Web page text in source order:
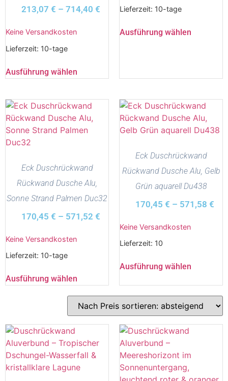
213,07 € – 714,40 €
Keine Versandkosten
Lieferzeit: 10-tage
Ausführung wählen
Lieferzeit: 10-tage
Ausführung wählen
Eck Duschrückwand
Rückwand Dusche Alu,
Sonne Strand Palmen Duc32
170,45 € – 571,52 €
Keine Versandkosten
Lieferzeit: 10-tage
Ausführung wählen
Eck Duschrückwand
Rückwand Dusche Alu, Gelb
Grün aquarell Du438
170,45 € – 571,58 €
Keine Versandkosten
Lieferzeit: 10
Ausführung wählen